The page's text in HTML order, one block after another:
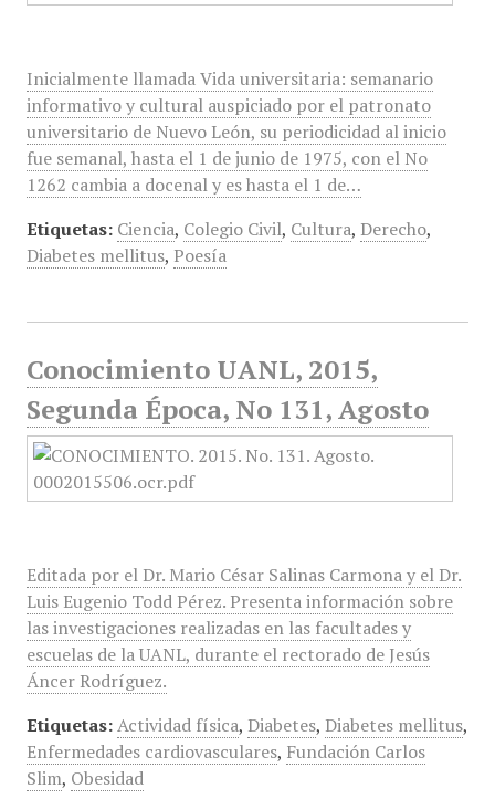
Inicialmente llamada Vida universitaria: semanario
informativo y cultural auspiciado por el patronato
universitario de Nuevo León, su periodicidad al inicio
fue semanal, hasta el 1 de junio de 1975, con el No
1262 cambia a docenal y es hasta el 1 de…
Etiquetas: Ciencia, Colegio Civil, Cultura, Derecho,
Diabetes mellitus, Poesía
Conocimiento UANL, 2015,
Segunda Época, No 131, Agosto
Editada por el Dr. Mario César Salinas Carmona y el Dr.
Luis Eugenio Todd Pérez. Presenta información sobre
las investigaciones realizadas en las facultades y
escuelas de la UANL, durante el rectorado de Jesús
Áncer Rodríguez.
Etiquetas: Actividad física, Diabetes, Diabetes mellitus,
Enfermedades cardiovasculares, Fundación Carlos
Slim, Obesidad